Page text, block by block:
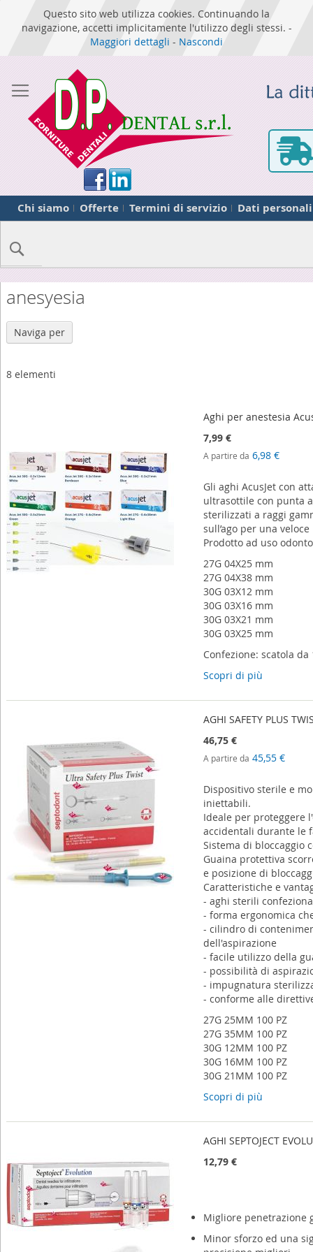
Questo sito web utilizza cookies. Continuando la
navigazione, accetti implicitamente l'utilizzo degli stessi. -
Maggiori dettagli - Nascondi
Chi siamo Offerte Termini di servizio Dati personali
anesyesia
8 elementi
Aghi per anestesia
7,99 €
A partire da 6,98 €
Gli aghi AcusJet con
ultrasottile con punta
sterilizzati a raggi
sull’ago per una
Prodotto ad uso
27G 04X25 mm
27G 04X38 mm
30G 03X12 mm
30G 03X16 mm
30G 03X21 mm
30G 03X25 mm
Confezione: scatola da
Scopri di più
AGHI SAFETY PLUS
46,75 €
A partire da 45,55 €
Dispositivo sterile e
iniettabili.
Ideale per proteggere
accidentali durante le
Sistema di bloccaggio
Guaina protettiva
e posizione di
Caratteristiche e
- aghi sterili
- forma ergonomica
- cilindro di
dell'aspirazione
- facile utilizzo della
- possibilità di
- impugnatura
- conforme alle
27G 25MM 100 PZ
27G 35MM 100 PZ
30G 12MM 100 PZ
30G 16MM 100 PZ
30G 21MM 100 PZ
Scopri di più
AGHI SEPTOJECT
12,79 €
Migliore penetrazione
Minor sforzo ed una
Naviga per